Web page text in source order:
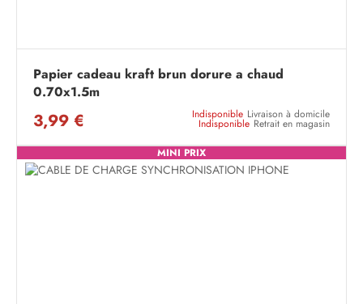
Papier cadeau kraft brun dorure a chaud
0.70x1.5m
3,99 € Indisponible Livraison à domicile
Indisponible Retrait en magasin
MINI PRIX